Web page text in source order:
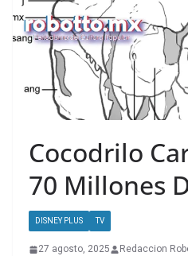
Cocodrilo
70 Millones
DISNEY PLUS TV
27 agosto, 2025 Redaccion